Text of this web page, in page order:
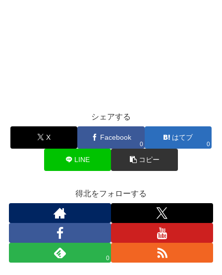
シェアする
X Facebook
0
はてブ
0
LINE コピー
得北をフォローする
0